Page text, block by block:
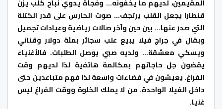
المقيمين، لديهم ما يخفونه… وفجأة يدوي نباح كلب يزن
قنطارا يجعل القلب يرتجف… صوت الحارس على قدر الكتلة
التي صدر عنها… بين حين وآخر صالات رياضية وعيادات تجميل
وبقال في جراج فيلا يبيع علب سجائر بمئة دولار وقناني
ويسكي معشقة… ولديه صبي يوصل الطلبات. فالأغنياء
يقضون جل حاجاتهم بمكالمة هاتفية لذا لديهم وقت
الفراغ. يعيشون في فضاءات واسعة لذا فهم متباعدين حتى
داخل الفيلا الواحدة. من لا يملك الخلوة ووقت الفراغ ليس
غنيا.